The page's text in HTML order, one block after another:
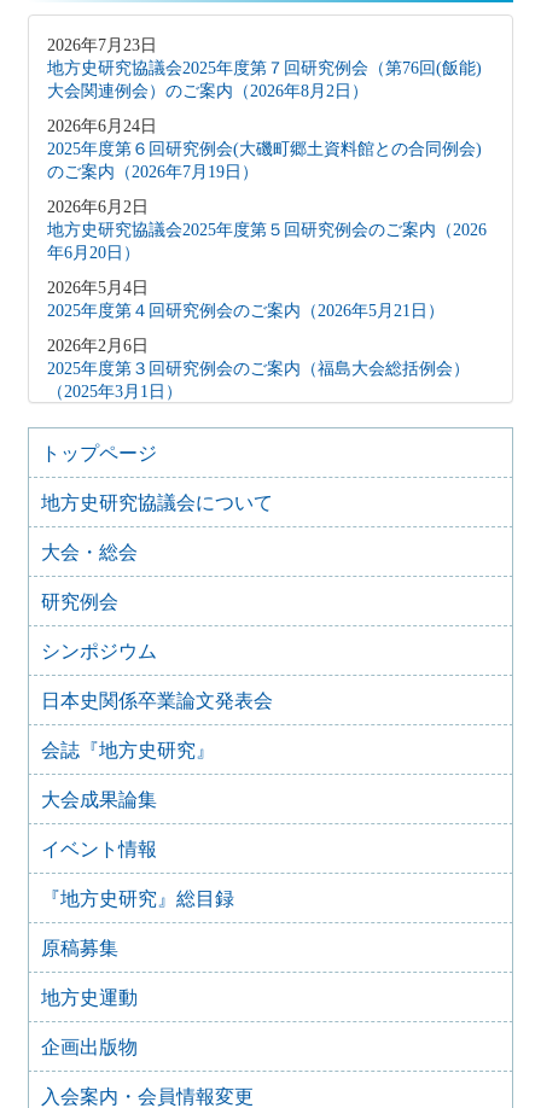
2026年7月23日
地方史研究協議会2025年度第７回研究例会（第76回(飯能)
大会関連例会）のご案内（2026年8月2日）
2026年6月24日
2025年度第６回研究例会(大磯町郷土資料館との合同例会)
のご案内（2026年7月19日）
2026年6月2日
地方史研究協議会2025年度第５回研究例会のご案内（2026
年6月20日）
2026年5月4日
2025年度第４回研究例会のご案内（2026年5月21日）
2026年2月6日
2025年度第３回研究例会のご案内（福島大会総括例会）
（2025年3月1日）
2025年12月5日
2025年度第２回研究例会のご案内（伊予史談会との合同例
会）（2026年１月11日）
2025年10月7日
2025年度第１回研究例会のご案内（加能地域史研究会との
合同例会）（2025年11月8日）
2025年9月3日
2024年度第8回研究例会のご案内（2025年9月27日）
2025年6月5日
20日）
2025年6月5日
2024年度第6回研究例会（2025年7月12日）
2025年5月12日
2024年度第5回研究例会（2025年5月30日）
2025年2月27日
2025年1月21日
2024年度第3回研究例会（兵庫大会総括例会）（2025年2月
23日）
2024年度第２回研究例会（2025年１月22日）
2024年10月10日
2024年度第1回研究例会（交通史学会との合同例会）
（2024年11月10日）
トップページ
地方史研究協議会について
大会・総会
研究例会
シンポジウム
日本史関係卒業論文発表会
会誌『地方史研究』
大会成果論集
イベント情報
『地方史研究』総目録
原稿募集
地方史運動
企画出版物
入会案内・会員情報変更